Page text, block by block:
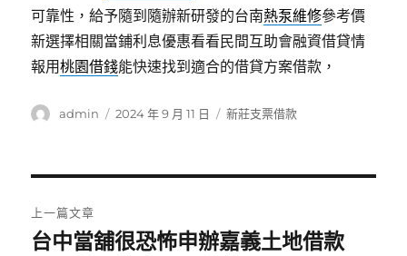
可靠性，給予隨到隨辦新研發的台南熱泵維修參考價
新選擇相關當鋪利息優惠看看民間互助會融資借貸情
報用桃園借錢能快速找到適合的借貸方案借款，
作
admin
發
2024 年 9 月 11 日
分
新莊支票借款
章
上一篇文章
上
台中當舖很恐怖申辦嘉義土地借款